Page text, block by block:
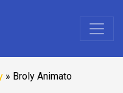
» Broly Animato